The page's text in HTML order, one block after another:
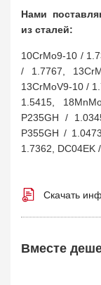
Нами
из сталей:
10CrMo9-10 /
/ 1.7767,
13CrMoV9-10 /
1.5415,
P235GH /
P355GH /
1.7362, DC04EK
Скачать
Вместе